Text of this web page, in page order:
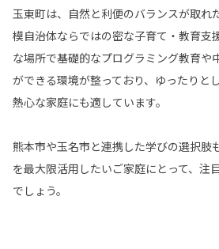
玉東町は、自然と利便のバランスが取れ
模自治体ならではの密な子育て・教育支
な場所で基礎的なプログラミング教育や
ができる環境が整っており、ゆったりと
熱心な家庭にも適しています。
熊本市や玉名市と連携した学びの選択肢
を最大限活用したいご家庭にとって、注
でしょう。